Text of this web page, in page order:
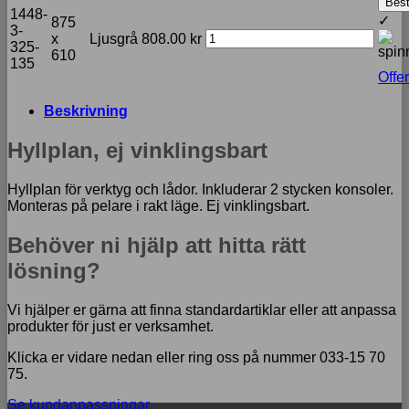
1448-
3-
325-
135
875
x
610
Ljusgrå 808.00 kr
✓
Beskrivning
Hyllplan, ej vinklingsbart
Hyllplan för verktyg och lådor. Inkluderar 2 stycken konsoler.
Monteras på pelare i rakt läge. Ej vinklingsbart.
Behöver ni hjälp att hitta rätt
lösning?
Vi hjälper er gärna att finna standardartiklar eller att anpassa
produkter för just er verksamhet.
Klicka er vidare nedan eller ring oss på nummer 033-15 70
75.
Se kundanpassningar